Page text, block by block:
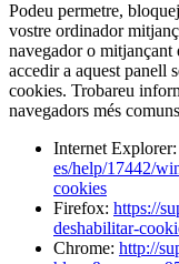
Podeu permetre,
vostre ordinador
navegador o mitjançant
accedir a aquest panell
cookies. Trobareu
navegadors més
Internet Explorer:
es/help/17442/
cookies
Firefox: https://
deshabilitar-
Chrome: http://